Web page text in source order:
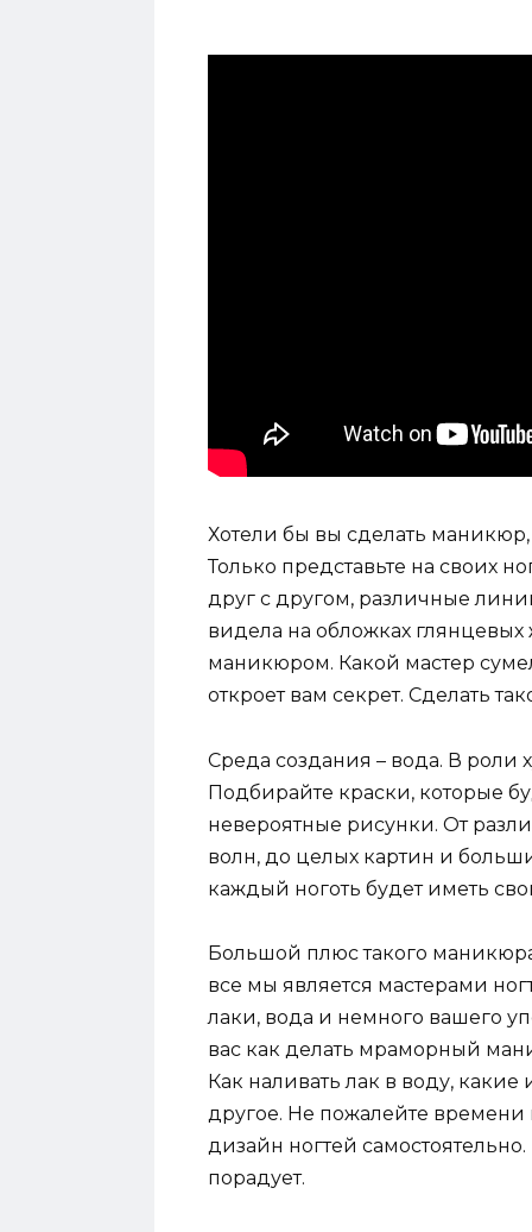
Хотели бы вы сделать
Только представьте на своих
друг с другом, различные
видела на обложках
маникюром. Какой мастер
откроет вам секрет. Сделать
Среда создания – вода. В роли
Подбирайте краски, которые
невероятные рисунки. От
волн, до целых картин и
каждый ноготь будет иметь
Большой плюс такого маникюра
все мы является мастерами
лаки, вода и немного вашего
вас как делать мраморный
Как наливать лак в воду,
другое. Не пожалейте
дизайн ногтей
порадует.